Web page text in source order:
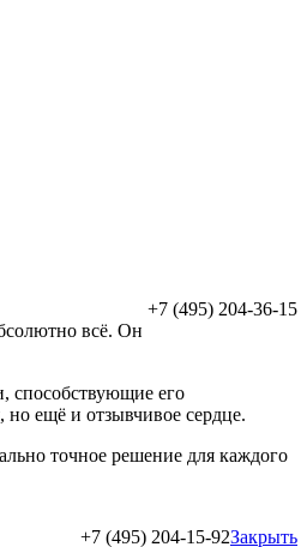
+7 (495) 204-36-15
всё. Он
способствующие его
ещё и отзывчивое сердце.
точное решение для каждого
Закрыть
+7 (495) 204-15-92